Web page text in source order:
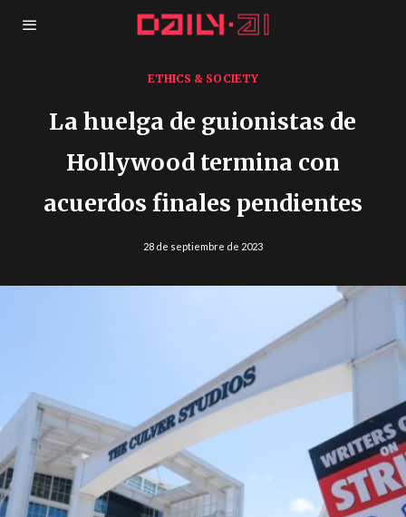
ETHICS & SOCIETY
La huelga de guionistas de
Hollywood termina con
acuerdos finales pendientes
28 de septiembre de 2023